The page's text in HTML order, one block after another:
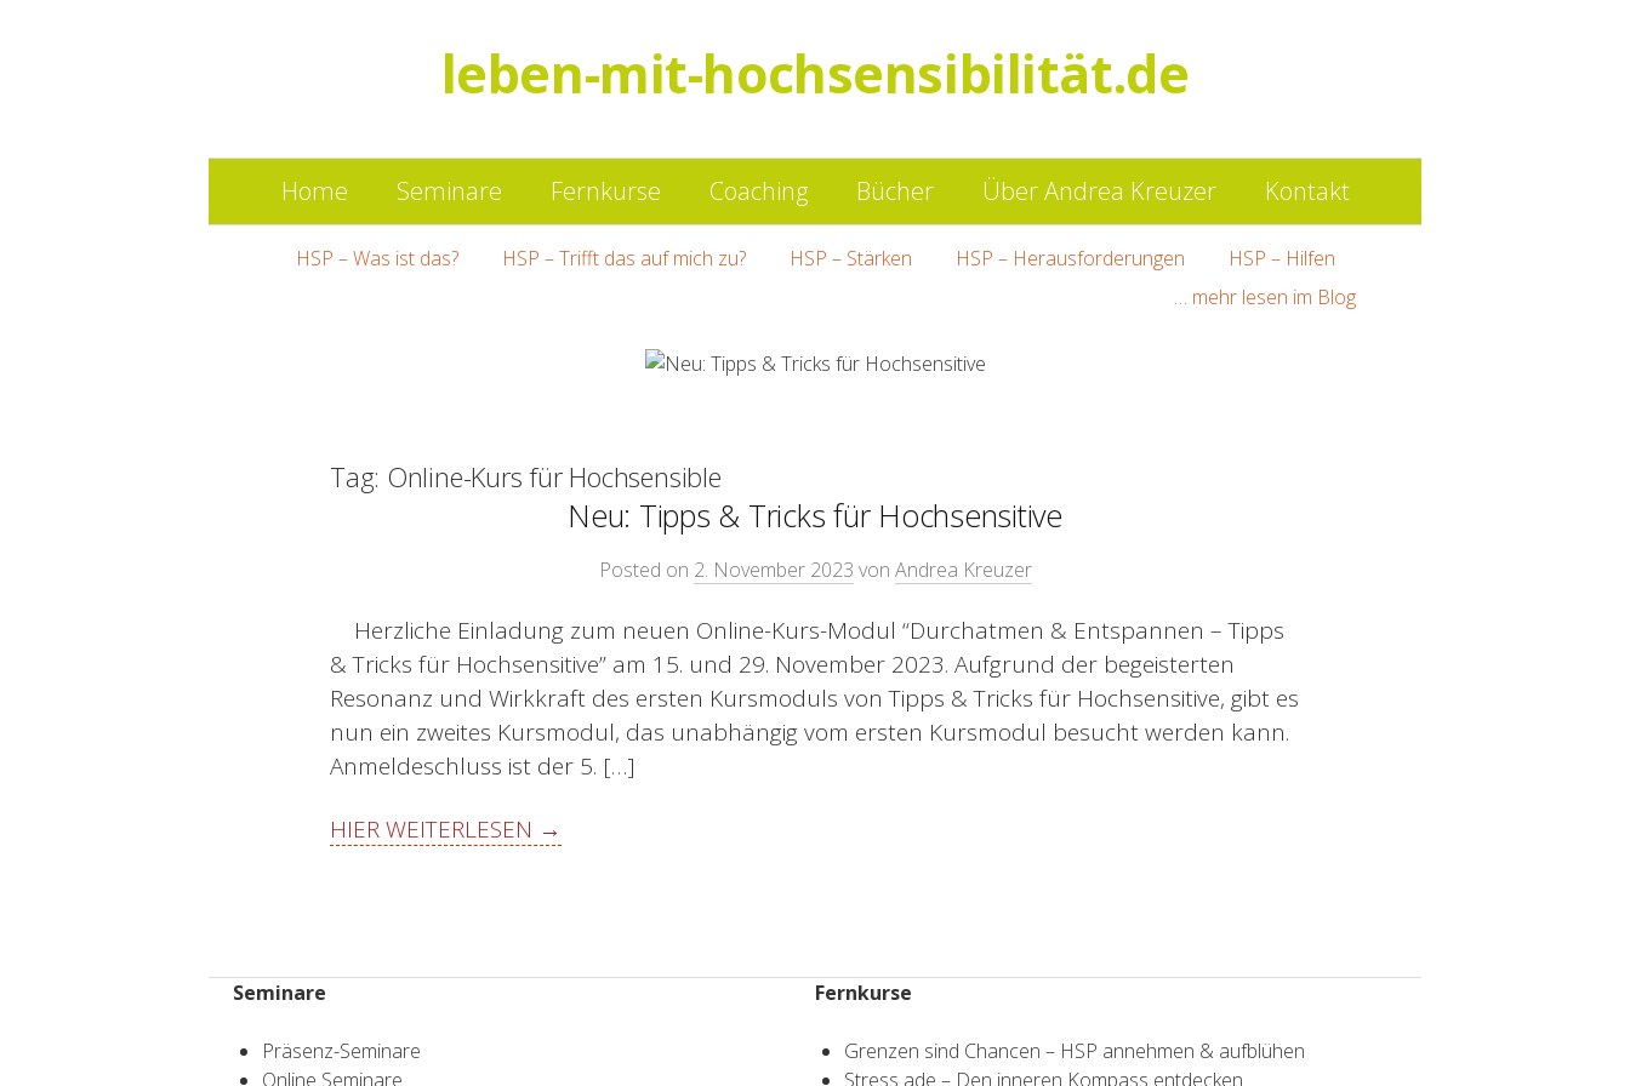
leben-mit-hochsensibilität.de
Springe
zum
Home Seminare Fernkurse Coaching Bücher Über Andrea Kreuzer Kontakt
HSP – Was ist das? HSP – Trifft das auf mich zu? HSP – Stärken HSP – Herausforderungen
HSP – Hilfen
… mehr lesen im Blog
Tag: Online-Kurs für Hochsensible
Neu: Tipps & Tricks für Hochsensitive
Posted on 2. November 2023 von Andrea Kreuzer
Herzliche Einladung zum neuen Online-Kurs-Modul “Durchatmen & Entspannen – Tipps
& Tricks für Hochsensitive” am 15. und 29. November 2023. Aufgrund der begeisterten
Resonanz und Wirkkraft des ersten Kursmoduls von Tipps & Tricks für Hochsensitive, gibt es
nun ein zweites Kursmodul, das unabhängig vom ersten Kursmodul besucht werden kann.
Anmeldeschluss ist der 5. […]
HIER WEITERLESEN →
Fernkurse
Grenzen sind Chancen – HSP annehmen & aufblühen
Stress ade – Den inneren Kompass entdecken
Seminare
Präsenz-Seminare
Online Seminare